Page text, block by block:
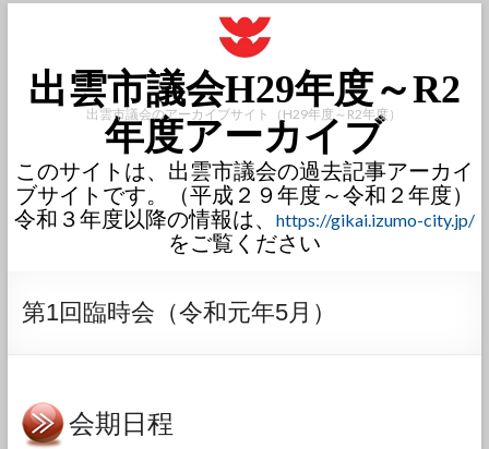
出雲市議会H29年度～R2
年度アーカイブ
出雲市議会のアーカイブサイト（H29年度～R2年度）
このサイトは、出雲市議会の過去記事アーカイ
ブサイトです。（平成２９年度～令和２年度）
令和３年度以降の情報は、
https://gikai.izumo-city.jp/
をご覧ください
第1回臨時会（令和元年5月）
会期日程